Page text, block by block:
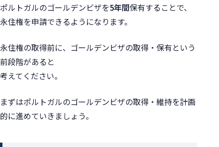
ポルトガルのゴールデンビザを5年間保有することで、
永住権を申請できるようになります。
永住権の取得前に、ゴールデンビザの取得・保有という
前段階があると
考えてください。
まずはポルトガルのゴールデンビザの取得・維持を計画
的に進めていきましょう。